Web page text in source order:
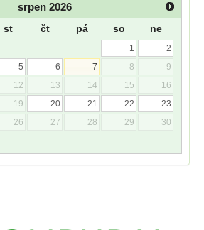
srpen 2026
st čt pá so ne
1
2
5 6 7 8
9
12 13 14 15
16
19 20 21 22
23
26 27 28 29
30